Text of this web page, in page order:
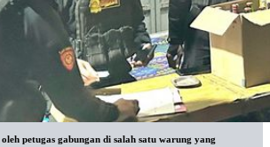
petugas gabungan di salah satu warung yang